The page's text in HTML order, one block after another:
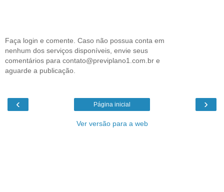
Faça login e comente. Caso não possua conta em
nenhum dos serviços disponíveis, envie seus
comentários para contato@previplano1.com.br e
aguarde a publicação.
‹ ›
Página inicial
Ver versão para a web